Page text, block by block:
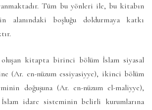
Tüm bu yönleri ile, bu kitabın
alanındaki boşluğu doldurmaya katkı
kitapta birinci bölüm İslam siyasal
(Ar. en-nüzum essiyasiyye), ikinci bölüm
doğuşuna (Ar. en-nüzum el-maliyye),
idare sisteminin belirli kurumlarına